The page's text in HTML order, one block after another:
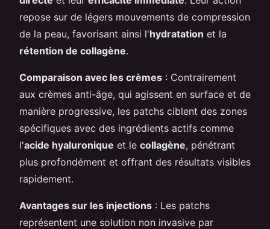
repose sur de légers mouvements de compression
de la peau, favorisant ainsi l'hydratation et la
rétention de collagène.
Comparaison avec les crèmes : Contrairement
aux crèmes anti-âge, qui agissent en surface et de
manière progressive, les patchs ciblent des zones
spécifiques avec des ingrédients actifs comme
l'acide hyaluronique et le collagène, pénétrant
plus profondément et offrant des résultats visibles
rapidement.
Avantages sur les injections : Les patchs
représentent une solution non invasive par